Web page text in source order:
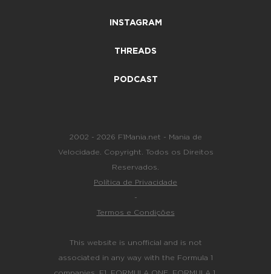
INSTAGRAM
THREADS
PODCAST
2002 - 2026 F1Mania.net - Mania de
Velocidade. Copyright. Todos os Direitos
Reservados.
Política de Privacidade
-
Termos e Condições
This website is unofficial and is not
associated in any way with the Formula 1